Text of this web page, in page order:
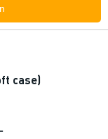
case)